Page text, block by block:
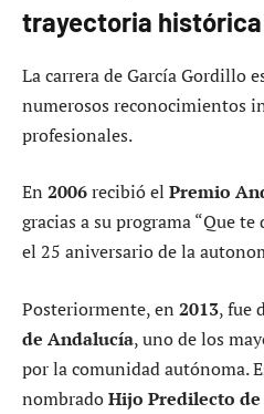
trayectoria histórica
La carrera de García Gordillo
numerosos reconocimientos
profesionales.
En 2006recibió el Premio
gracias a su programa “Que
el 25 aniversario de la
Posteriormente, en 2013, fue
de Andalucía, uno de los
por la comunidad autónoma.
nombradoHijo Predilecto